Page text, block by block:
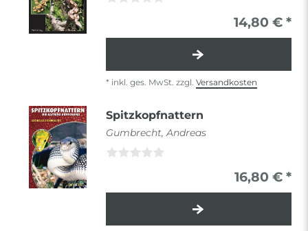
14,80 € *
* inkl. ges. MwSt. zzgl. Versandkosten
Spitzkopfnattern
Gumbrecht, Andreas
16,80 € *